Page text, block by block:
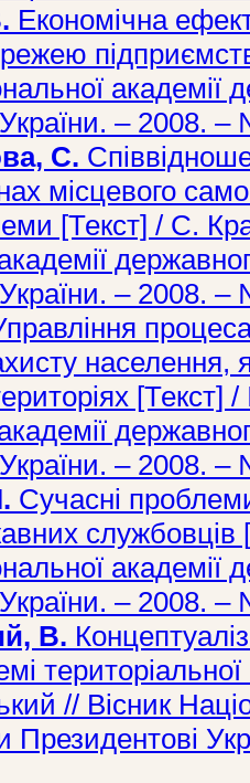
Економічна
академії
– 2008.
С.
місцевого
[Текст] / С.
– 2008.
населення,
[Текст]
– 2008.
Сучасні
академії
– 2008.
В.
// Вісник
Президентові